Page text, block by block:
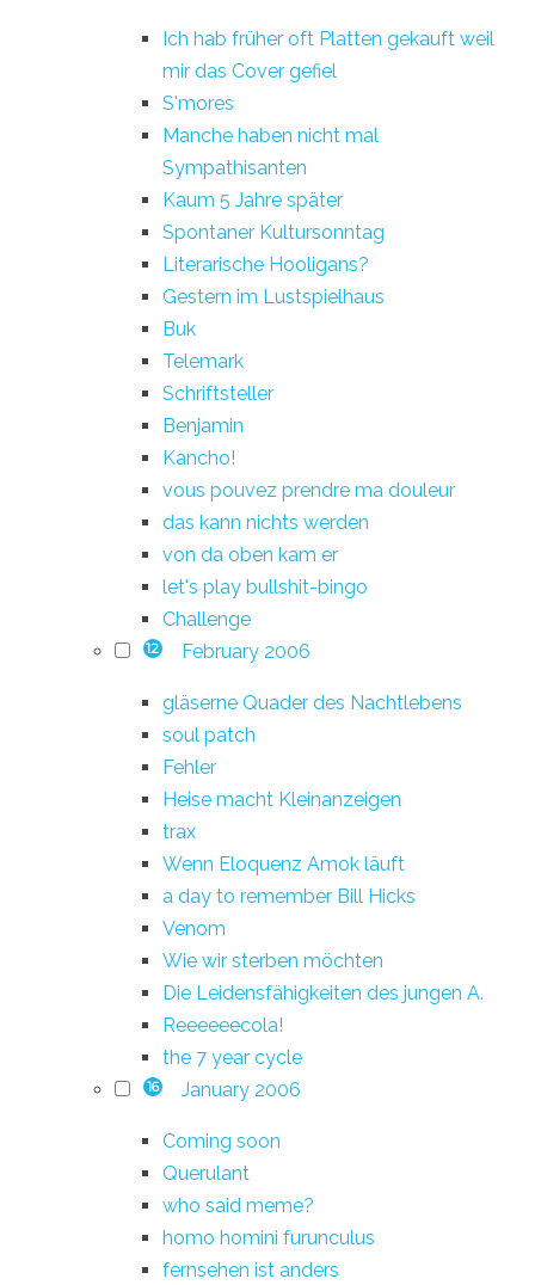
Ich hab früher oft Platten gekauft weil
mir das Cover gefiel
S'mores
Manche haben nicht mal
Sympathisanten
Kaum 5 Jahre später
Spontaner Kultursonntag
Literarische Hooligans?
Gestern im Lustspielhaus
Buk
Telemark
Schriftsteller
Benjamin
Kancho!
vous pouvez prendre ma douleur
das kann nichts werden
von da oben kam er
let's play bullshit-bingo
Challenge
12 February 2006
gläserne Quader des Nachtlebens
soul patch
Fehler
Heise macht Kleinanzeigen
trax
Wenn Eloquenz Amok läuft
a day to remember Bill Hicks
Venom
Wie wir sterben möchten
Die Leidensfähigkeiten des jungen A.
Reeeeeecola!
the 7 year cycle
16 January 2006
Coming soon
Querulant
who said meme?
homo homini furunculus
fernsehen ist anders